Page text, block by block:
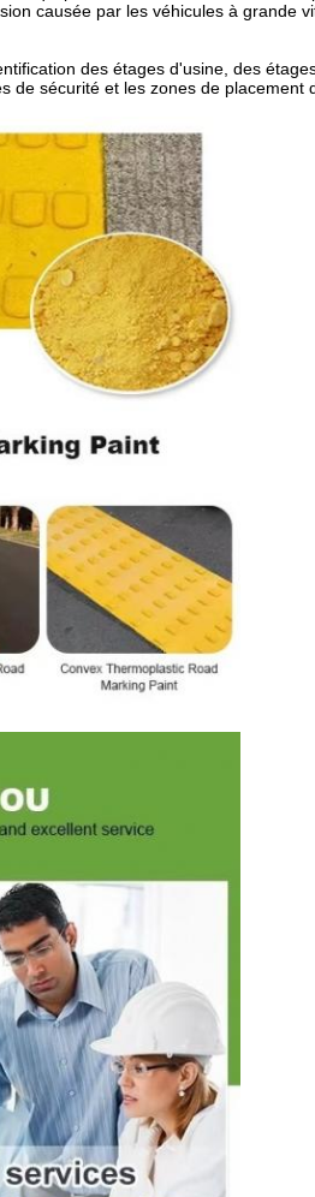
causée par les véhicules à grande
des étages d'usine, des
sécurité et les zones de placement